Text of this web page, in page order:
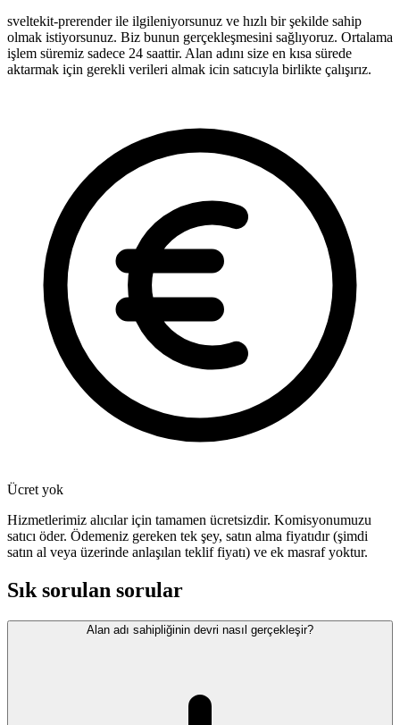
sveltekit-prerender ile ilgileniyorsunuz ve hızlı bir şekilde sahip
olmak istiyorsunuz. Biz bunun gerçekleşmesini sağlıyoruz. Ortalama
işlem süremiz sadece 24 saattir. Alan adını size en kısa sürede
aktarmak için gerekli verileri almak icin satıcıyla birlikte çalışırız.
Ücret yok
Hizmetlerimiz alıcılar için tamamen ücretsizdir. Komisyonumuzu
satıcı öder. Ödemeniz gereken tek şey, satın alma fiyatıdır (şimdi
satın al veya üzerinde anlaşılan teklif fiyatı) ve ek masraf yoktur.
Sık sorulan sorular
Alan adı sahipliğinin devri nasıl gerçekleşir?